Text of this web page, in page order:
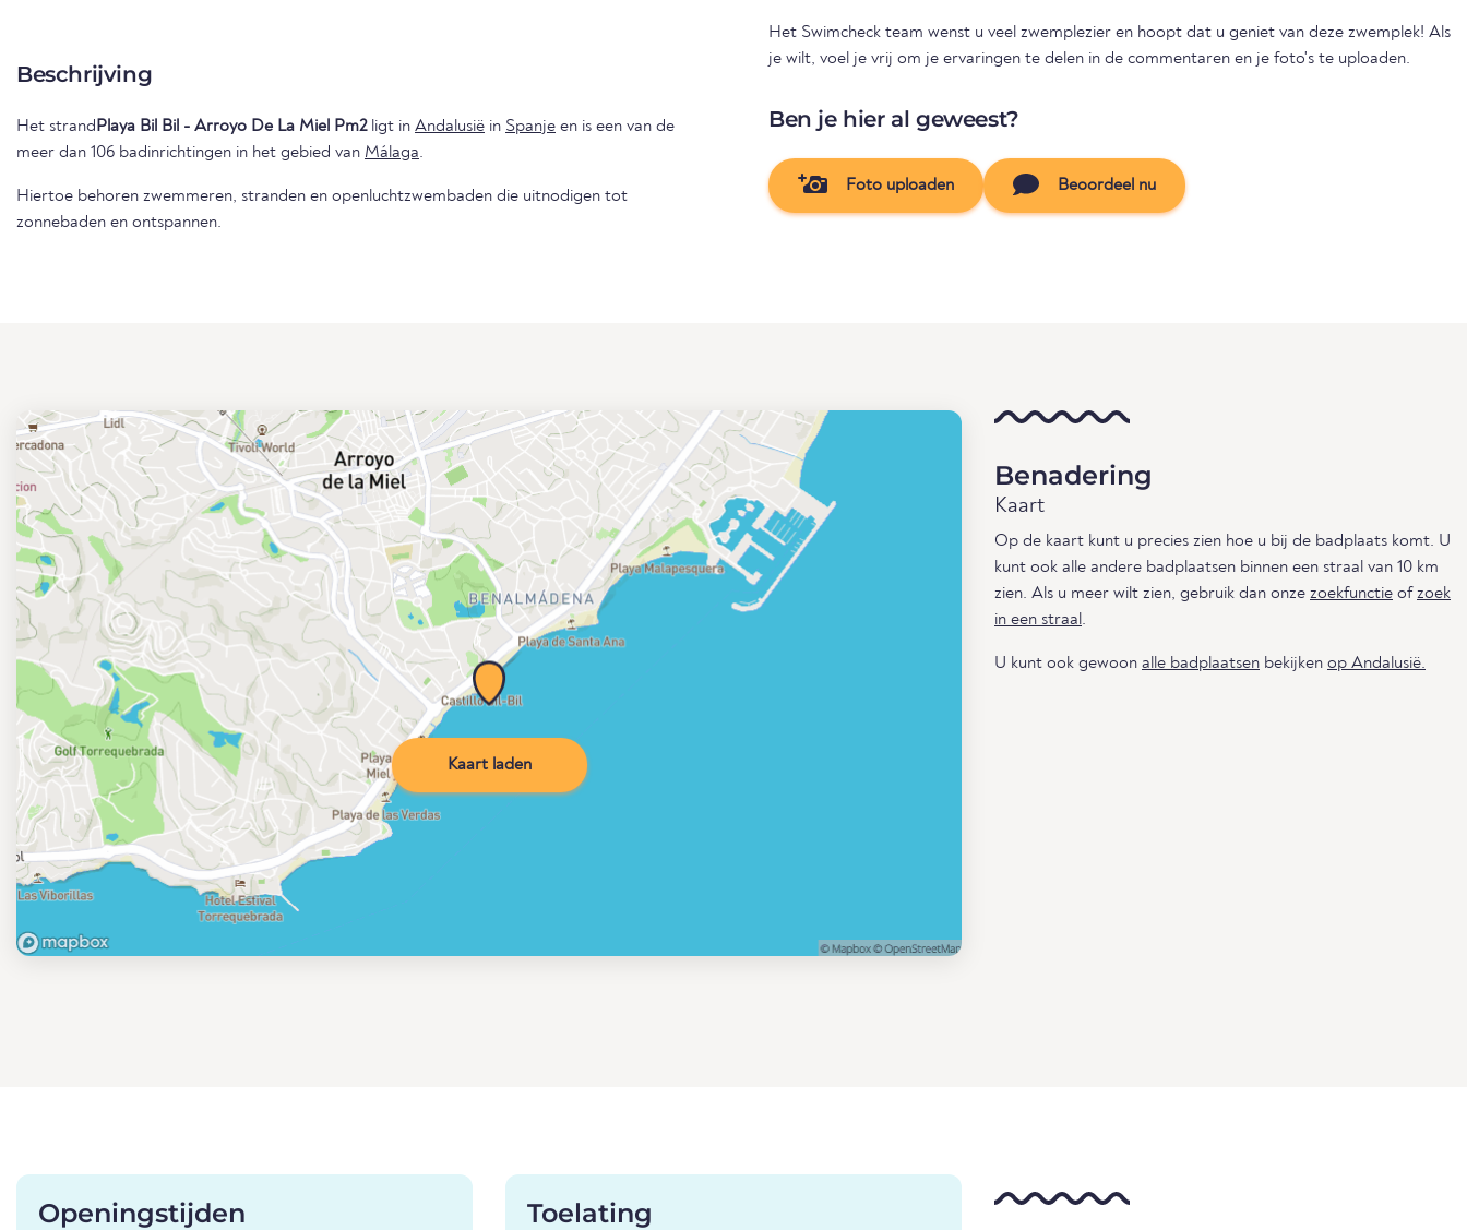
Beschrijving
Het strand Playa Bil Bil - Arroyo De La Miel Pm2ligt in Andalusië in Spanje en is een van de
meer dan 106 badinrichtingen in het gebied van Málaga.
Hiertoe behoren zwemmeren, stranden en openluchtzwembaden die uitnodigen tot
zonnebaden en ontspannen.
Het Swimcheck team wenst u veel zwemplezier en hoopt dat u geniet van deze zwemplek! Als
je wilt, voel je vrij om je ervaringen te delen in de commentaren en je foto's te uploaden.
Ben je hier al geweest?
Foto uploaden Beoordeel nu
Kaart laden
Benadering
Kaart
Op de kaart kunt u precies zien hoe u bij de badplaats komt. U
kunt ook alle andere badplaatsen binnen een straal van 10 km
zien. Als u meer wilt zien, gebruik dan onze zoekfunctie ofzoek
in een straal .
U kunt ook gewoon alle badplaatsen bekijken op Andalusië.
Openingstijden Toelating